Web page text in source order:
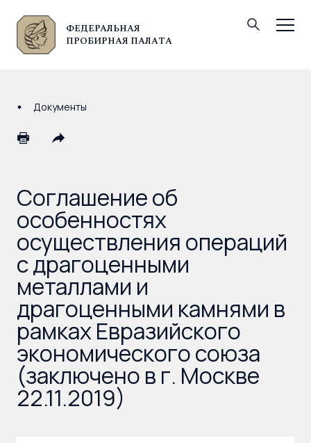
ФЕДЕРАЛЬНАЯ
ПРОБИРНАЯ ПАЛАТА
© Федеральная пробирная палата, 2026
Документы
Соглашение об
особенностях
осуществления операций
с драгоценными
металлами и
драгоценными камнями в
рамках Евразийского
экономического союза
(заключено в г. Москве
22.11.2019)